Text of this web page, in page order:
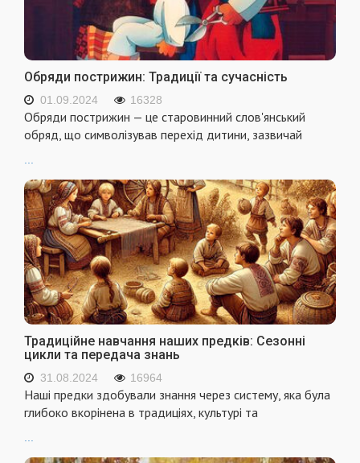
Обряди пострижин: Традиції та сучасність
01.09.2024 16328
Обряди пострижин — це старовинний слов'янський
обряд, що символізував перехід дитини, зазвичай
Традиційне навчання наших предків: Сезонні
цикли та передача знань
31.08.2024 16964
Наші предки здобували знання через систему, яка була
глибоко вкорінена в традиціях, культурі та